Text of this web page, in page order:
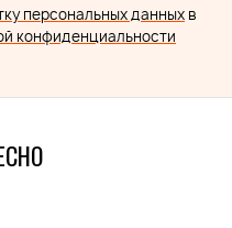
персональных данных в
конфиденциальности